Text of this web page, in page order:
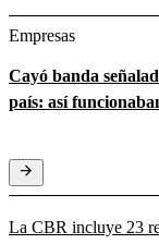
Empresas
Cayó banda
país: así
La CBR incluye 23